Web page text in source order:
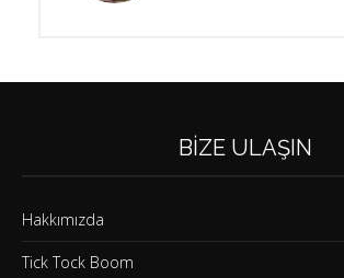
BIZE ULAŞIN
Hakkımızda
Tick Tock Boom